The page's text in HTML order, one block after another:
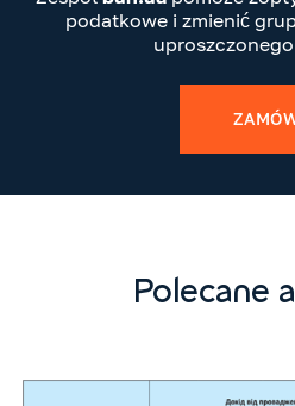
podatkowe i zmienić
Polecane